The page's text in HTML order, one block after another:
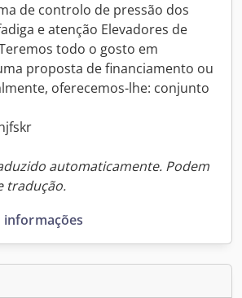
de controlo de pressão dos
e atenção Elevadores de
todo o gosto em
proposta de financiamento ou
oferecemos-lhe: conjunto
automaticamente. Podem
tradução.
informações